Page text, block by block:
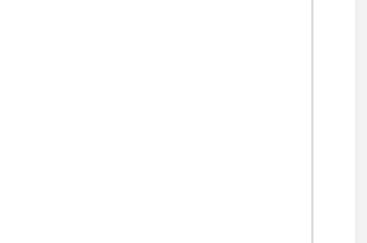
bangsa dalam
kancah internasional.